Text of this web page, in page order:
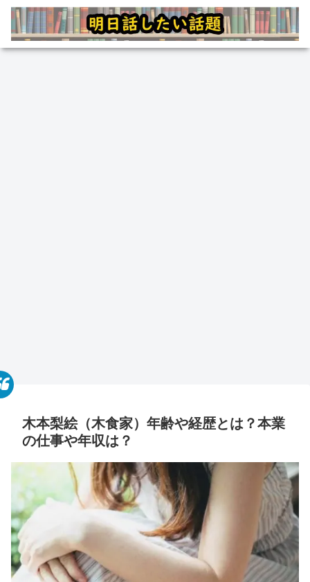
木本梨絵（木食家）年齢や経歴とは？本業
の仕事や年収は？